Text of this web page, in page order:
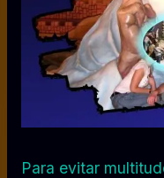
Para evitar